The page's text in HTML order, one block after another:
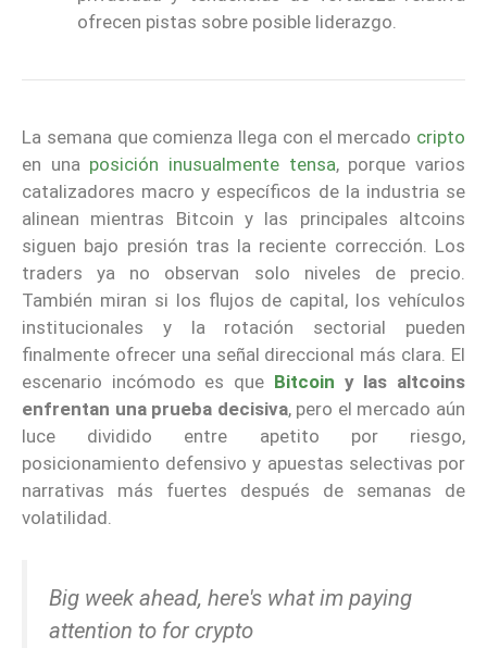
ofrecen pistas sobre posible liderazgo.
La semana que comienza llega con el mercado cripto
en una posición inusualmente tensa, porque varios
catalizadores macro y específicos de la industria se
alinean mientras Bitcoin y las principales altcoins
siguen bajo presión tras la reciente corrección. Los
traders ya no observan solo niveles de precio.
También miran si los flujos de capital, los vehículos
institucionales y la rotación sectorial pueden
finalmente ofrecer una señal direccional más clara. El
escenario incómodo es que Bitcoin y las altcoins
enfrentan una prueba decisiva, pero el mercado aún
luce dividido entre apetito por riesgo,
posicionamiento defensivo y apuestas selectivas por
narrativas más fuertes después de semanas de
volatilidad.
Big week ahead, here's what im paying
attention to for crypto